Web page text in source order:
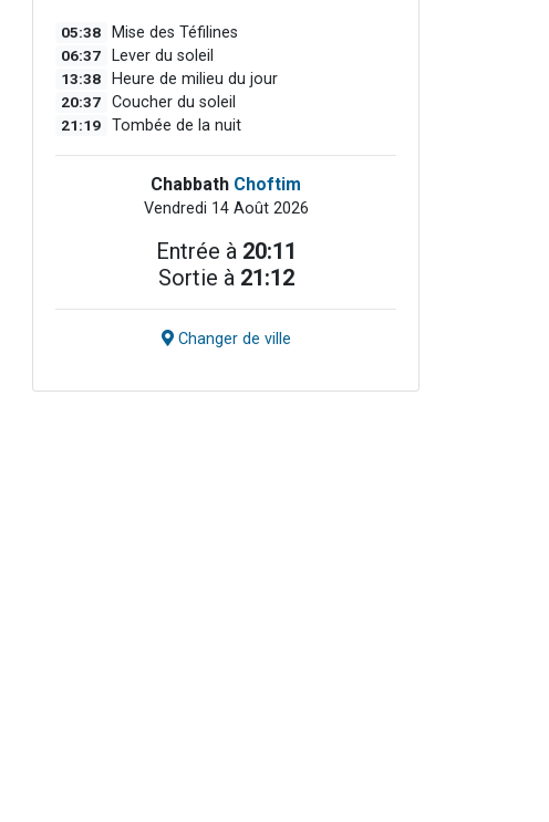
05:38 Mise des Téfilines
06:37 Lever du soleil
13:38 Heure de milieu du jour
20:37 Coucher du soleil
21:19 Tombée de la nuit
Chabbath Choftim
Vendredi 14 Août 2026
Entrée à 20:11
Sortie à 21:12
Changer de ville